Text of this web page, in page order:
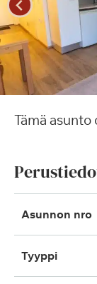
Tämä
Asunnon nro
Tyyppi